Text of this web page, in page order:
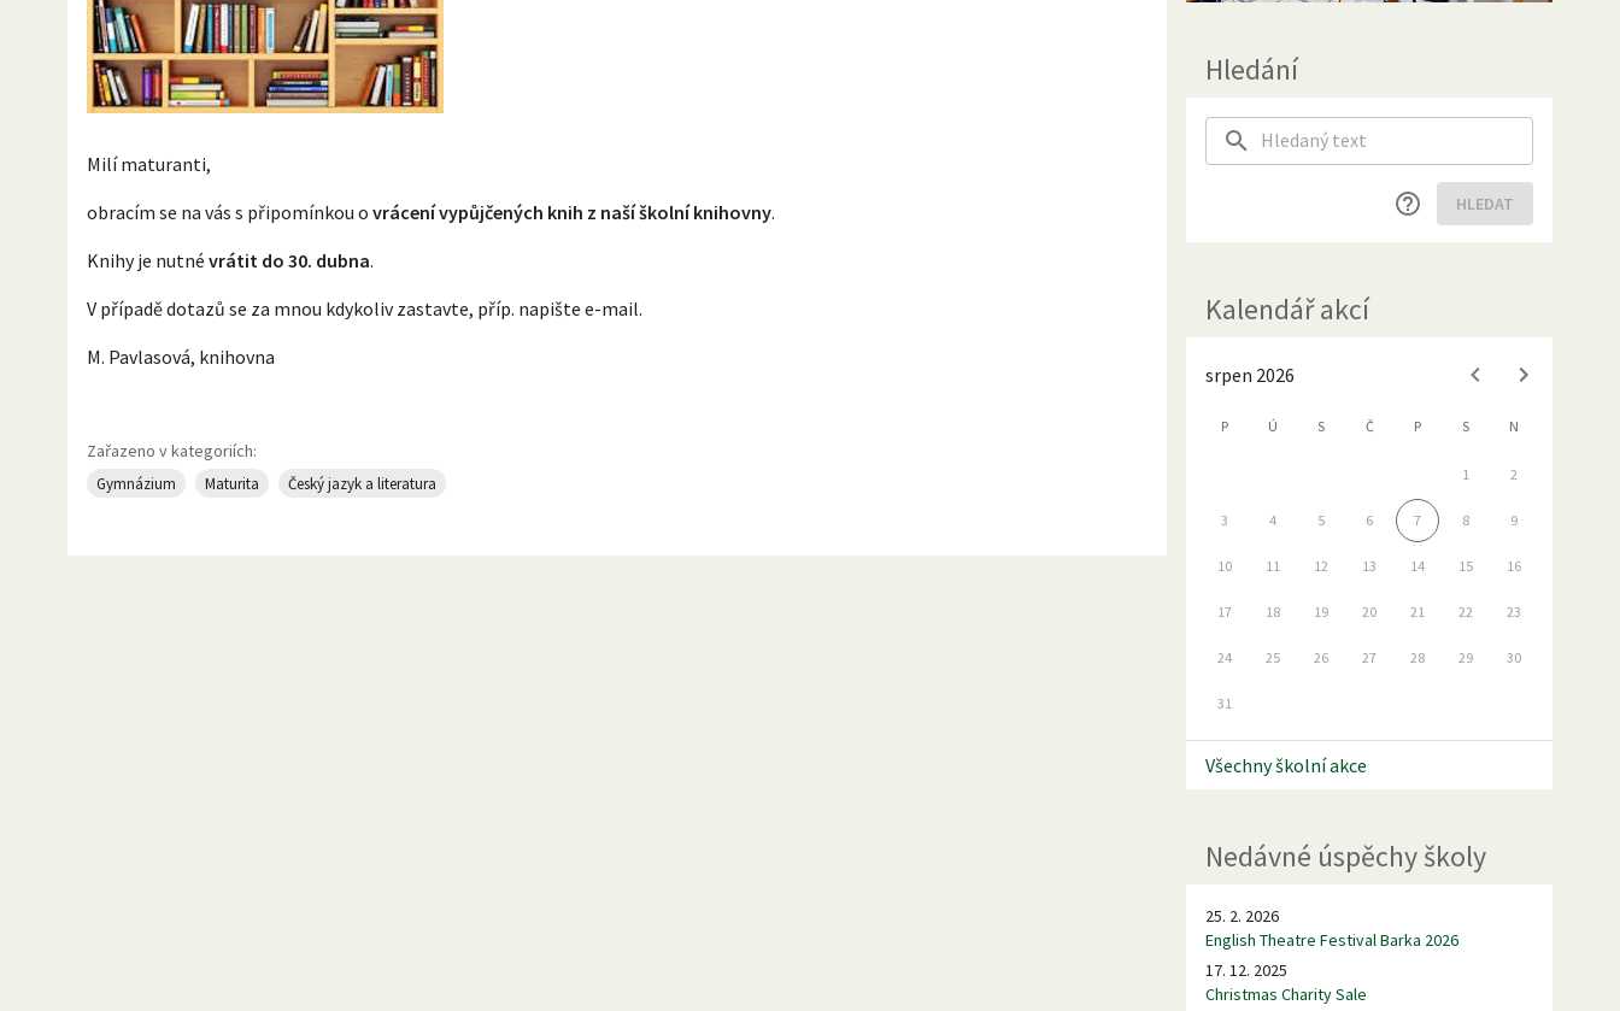
Milí maturanti,
obracím se na vás s připomínkou o vrácení vypůjčených knih z naší školní knihovny.
Knihy je nutné vrátit do 30. dubna.
V případě dotazů se za mnou kdykoliv zastavte, příp. napište e-mail.
M. Pavlasová, knihovna
Zařazeno v kategoriích:
Gymnázium Maturita Český jazyk a literatura
Hledání
HLEDAT
Kalendář akcí
srpen 2026
P Ú S Č P S N
1 2
3 4 5 6 7 8 9
10 11 12 13 14 15 16
17 18 19 20 21 22 23
24 25 26 27 28 29 30
31
Všechny školní akce
Nedávné úspěchy školy
25. 2. 2026
English Theatre Festival Barka 2026
17. 12. 2025
Christmas Charity Sale